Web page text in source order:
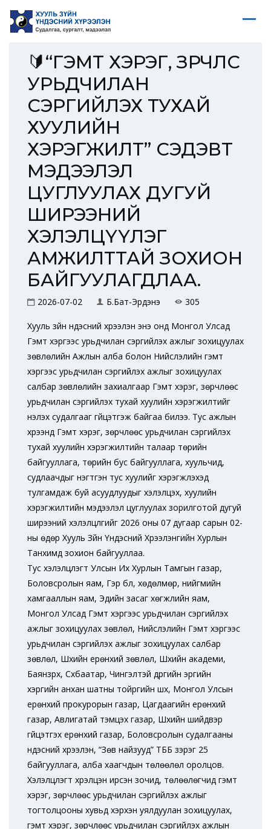
🔰“ГЭМТ ХЭРЭГ, ЗӨРЧЛӨӨС
УРЬДЧИЛАН
СЭРГИЙЛЭХ ТУХАЙ
ХУУЛИЙН
ХЭРЭГЖИЛТ” СЭДЭВТ
МЭДЭЭЛЭЛ
ЦУГЛУУЛАХ ДУГУЙ
ШИРЭЭНИЙ
ХЭЛЭЛЦҮҮЛЭГ
АМЖИЛТТАЙ ЗОХИОН
БАЙГУУЛАГДЛАА.
2026-07-02 Б.Бат-Эрдэнэ 305
Хууль зүйн үндэсний хүрээлэн энэ онд Монгол Улсад
Гэмт хэргээс урьдчилан сэргийлэх ажлыг зохицуулах
зөвлөлийн Ажлын алба болон Нийслэлийн гэмт
хэргээс урьдчилан сэргийлэх ажлыг зохицуулах
салбар зөвлөлийн захиалгаар Гэмт хэрэг, зөрчлөөс
урьдчилан сэргийлэх тухай хуулийн хэрэгжилтийг
үнэлэх судалгааг гүйцэтгэж байгаа билээ. Тус ажлын
хүрээнд Гэмт хэрэг, зөрчлөөс урьдчилан сэргийлэх
тухай хуулийн хэрэгжилтийн талаар төрийн
байгууллага, төрийн бус байгууллага, хуульчид,
судлаачдыг нэгтгэн тус хуулийг хэрэгжүүлэхэд
тулгамдаж буй асуудлуудыг хэлэлцэх, хуулийн
хэрэгжилтийн мэдээлэл цуглуулах зорилготой дугуй
ширээний хэлэлцүүлгийг 2026 оны 07 дугаар сарын 02-
ны өдөр Хууль Зүйн Үндэсний Хүрээлэнгийн Хурлын
Танхимд зохион байгууллаа.
Тус хэлэлцүүлэгт Улсын Их Хурлын Тамгын газар,
Боловсролын яам, Гэр бүл, хөдөлмөр, нийгмийн
хамгааллын яам, Эдийн засаг хөгжлийн яам,
Монгол Улсад Гэмт хэргээс урьдчилан сэргийлэх
ажлыг зохицуулах зөвлөл, Нийслэлийн Гэмт хэргээс
урьдчилан сэргийлэх ажлыг зохицуулах салбар
зөвлөл, Шүүхийн ерөнхий зөвлөл, Шүүхийн академи,
Баянзүрх, Сүхбаатар, Чингэлтэй дүүргийн эрүүгийн
хэргийн анхан шатны тойргийн шүүх, Монгол Улсын
ерөнхий прокурорын газар, Цагдаагийн ерөнхий
газар, Авлигатай тэмцэх газар, Шүүхийн шийдвэр
гүйцэтгэх ерөнхий газар, Боловсролын судалгааны
үндэсний хүрээлэн, “Зөв найзууд” ТББ зэрэг 25
байгууллага, алба хаагчдын төлөөлөл оролцов.
Хэлэлцүүлэгт хүрэлцэн ирсэн зочид, төлөөлөгчид гэмт
хэрэг, зөрчлөөс урьдчилан сэргийлэх ажлыг
тогтолцооны хувьд хэрхэн уялдуулан зохицуулах,
гэмт хэрэг, зөрчлөөс урьдчилан сэргийлэх ажлын